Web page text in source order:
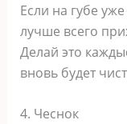
Если на губе
лучше всего
Делай это
вновь будет
4. Чеснок